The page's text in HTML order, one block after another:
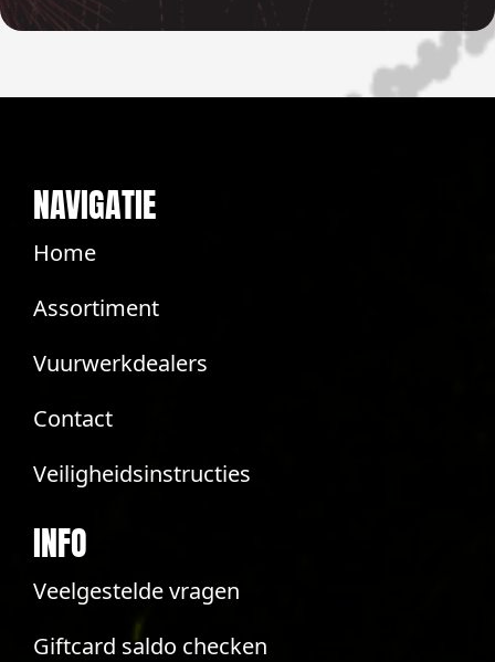
NAVIGATIE
Home
Assortiment
Vuurwerkdealers
Contact
Veiligheidsinstructies
INFO
Veelgestelde vragen
Giftcard saldo checken